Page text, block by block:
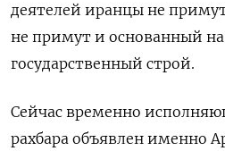
деятелей иранцы не
не примут и основанный
государственный строй.
Сейчас временно
рахбара объявлен именно